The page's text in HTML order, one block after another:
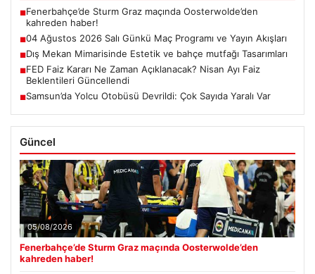
■04 Ağustos 2026 Salı Günkü Maç Programı ve Yayın Akışları
Dış Mekan Mimarisinde Estetik ve bahçe mutfağı Tasarımları
■FED Faiz Kararı Ne Zaman Açıklanacak? Nisan Ayı Faiz
Beklentileri Güncellendi
■Samsun’da Yolcu Otobüsü Devrildi: Çok Sayıda Yaralı Var
Güncel
05/08/2026
Fenerbahçe’de Sturm Graz maçında Oosterwolde’den
kahreden haber!